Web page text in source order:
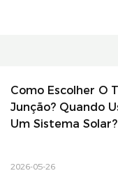
Como Escolher O
Junção? Quando
Um Sistema
2026-05-26